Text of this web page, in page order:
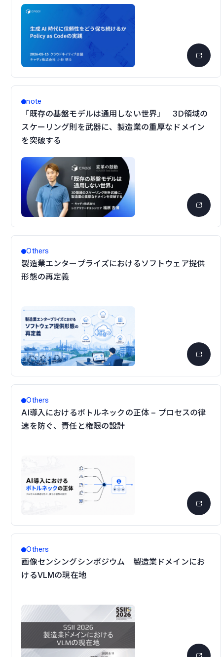
note
「既存の基盤モデルは通用しない世界」 3D領域の
スケーリング則を武器に、製造業の重厚なドメイン
を突破する
Others
製造業エンタープライズにおけるソフトウェア提供
形態の再定義
Others
AI導入におけるボトルネックの正体 – プロセスの律
速を防ぐ、責任と権限の設計
Others
画像センシングシンポジウム 製造業ドメインにお
けるVLMの現在地